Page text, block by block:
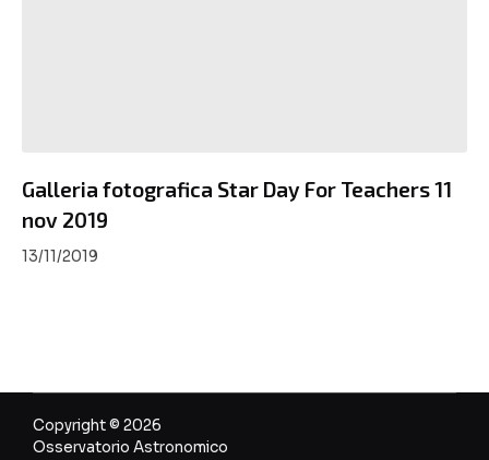
Galleria fotografica Star Day For Teachers 11
nov 2019
13/11/2019
Copyright © 2026
Osservatorio Astronomico